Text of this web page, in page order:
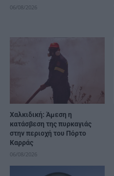
06/08/2026
Χαλκιδική: Άμεση η
κατάσβεση της πυρκαγιάς
στην περιοχή του Πόρτο
Καρράς
06/08/2026